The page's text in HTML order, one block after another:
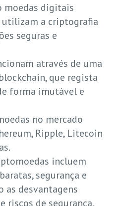
moedas digitais
utilizam a criptografia
seguras e
através de uma
que regista
forma imutável e
no mercado
Ripple, Litecoin
incluem
segurança e
as desvantagens
riscos de segurança.